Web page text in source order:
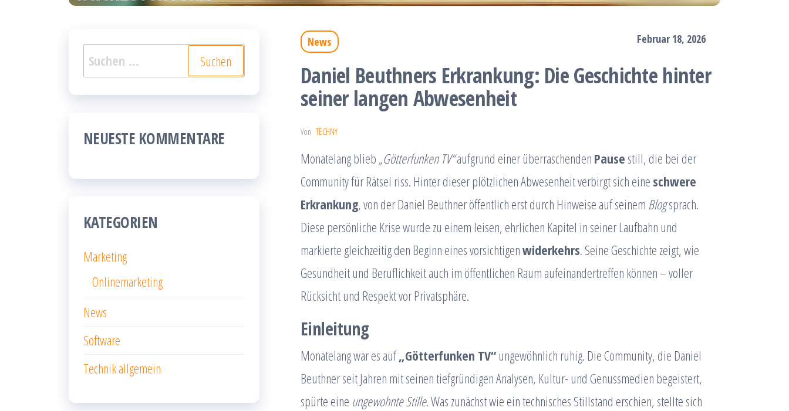
News Februar 18, 2026
Daniel Beuthners Erkrankung: Die Geschichte hinter
seiner langen Abwesenheit
Von TECHNY
Monatelang blieb „Götterfunken TV“aufgrund einer überraschenden Pause still, die bei der
Community für Rätsel riss. Hinter dieser plötzlichen Abwesenheit verbirgt sich eine schwere
Erkrankung, von der Daniel Beuthner öffentlich erst durch Hinweise auf seinem Blogsprach.
Diese persönliche Krise wurde zu einem leisen, ehrlichen Kapitel in seiner Laufbahn und
markierte gleichzeitig den Beginn eines vorsichtigenwiderkehrs. Seine Geschichte zeigt, wie
Gesundheit und Beruflichkeit auch im öffentlichen Raum aufeinandertreffen können – voller
Rücksicht und Respekt vor Privatsphäre.
Einleitung
Monatelang war es auf„Götterfunken TV“ ungewöhnlich ruhig. Die Community, die Daniel
Beuthner seit Jahren mit seinen tiefgründigen Analysen, Kultur- und Genussmedien begeistert,
spürte eine ungewohnte Stille. Was zunächst wie ein technisches Stillstand erschien, stellte sich
Suchen
nach:
NEUESTE KOMMENTARE
KATEGORIEN
Marketing
Onlinemarketing
News
Software
Technik allgemein